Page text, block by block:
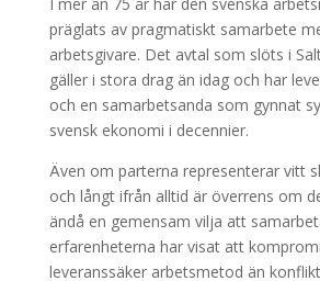
präglats av pragmatiskt samarbete
arbetsgivare. Det avtal som slöts i
gäller i stora drag än idag och har
och en samarbetsanda som gynnat
svensk ekonomi i decennier.
Även om parterna representerar vitt
och långt ifrån alltid är överrens om
ändå en gemensam vilja att
erfarenheterna har visat att
leveranssäker arbetsmetod än